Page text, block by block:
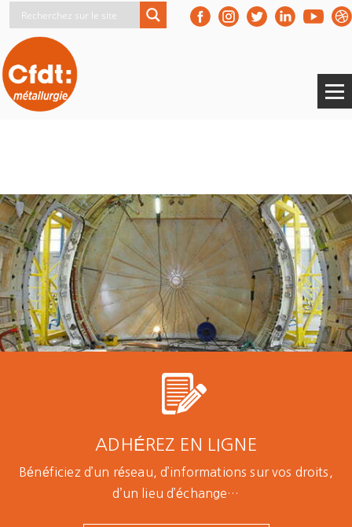
ADHÉREZ EN LIGNE
Bénéficiez d’un réseau, d’informations sur vos droits,
d’un lieu d’échange…